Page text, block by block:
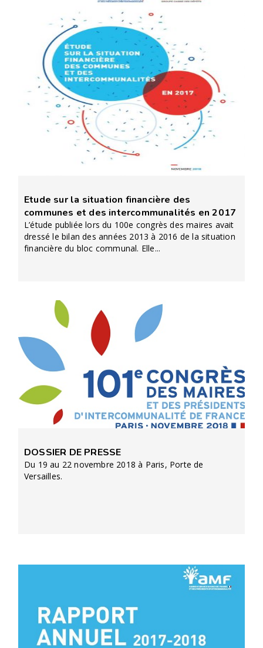
Etude sur la situation financière des
communes et des intercommunalités en 2017
L’étude publiée lors du 100e congrès des maires avait
dressé le bilan des années 2013 à 2016 de la situation
financière du bloc communal. Elle...
DOSSIER DE PRESSE
Du 19 au 22 novembre 2018 à Paris, Porte de
Versailles.